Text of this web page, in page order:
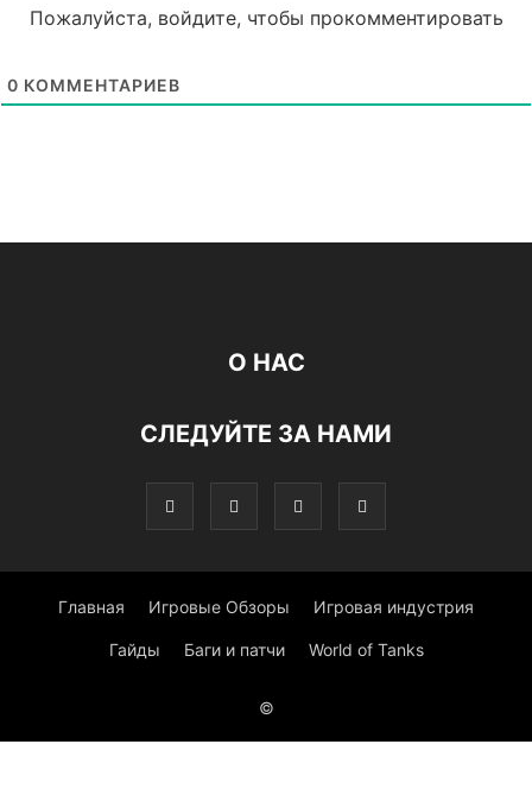
Пожалуйста, войдите, чтобы прокомментировать
0 КОММЕНТАРИЕВ
О НАС
СЛЕДУЙТЕ ЗА НАМИ
Главная Игровые Обзоры Игровая индустрия
Гайды Баги и патчи World of Tanks
©